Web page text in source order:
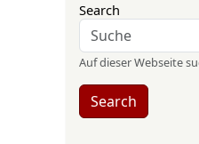
Search
Auf dieser Webseite
Search